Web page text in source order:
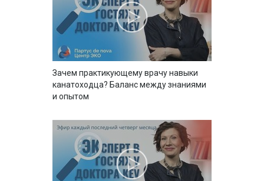
Зачем практикующему врачу навыки
канатоходца? Баланс между знаниями
и опытом